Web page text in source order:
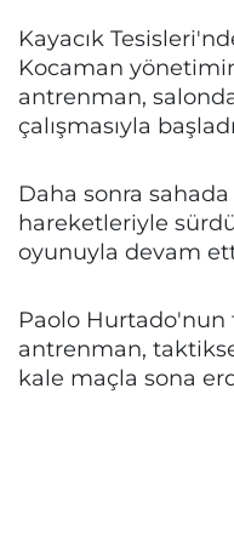
Kayacık
Kocaman
antrenman,
çalışmasıyla
Daha sonra sahada
hareketleriyle
oyunuyla devam
Paolo Hurtado'nun
antrenman,
kale maçla sona